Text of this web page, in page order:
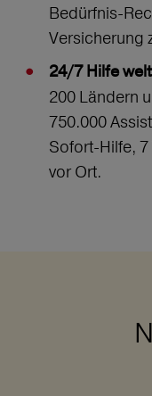
Versicherung
24/7 Hilfe
200 Ländern
750.000
Sofort-Hilfe,
vor Ort.